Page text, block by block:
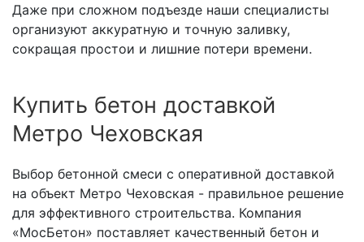
Даже при сложном подъезде наши специалисты
организуют аккуратную и точную заливку,
сокращая простои и лишние потери времени.
Купить бетон доставкой
Метро Чеховская
Выбор бетонной смеси с оперативной доставкой
на объект Метро Чеховская - правильное решение
для эффективного строительства. Компания
«МосБетон» поставляет качественный бетон и